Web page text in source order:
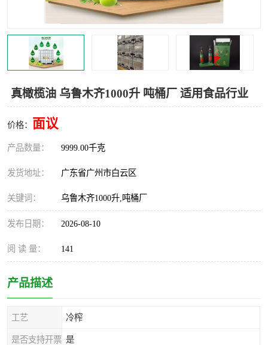
真橄榄油 乌鲁木齐1000升 吨桶厂 适用食品行业
价格： 面议
产品数量： 9999.00千克
发货地址： 广东省广州市白云区
关键词： 乌鲁木齐1000升,吨桶厂
发布日期： 2026-08-10
阅 读 量： 141
产品描述
工艺 冷榨
是否支持开票 是